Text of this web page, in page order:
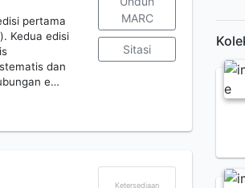
pertama
Kedua edisi
dan
e…
MARC
Sitasi
Ketersediaan